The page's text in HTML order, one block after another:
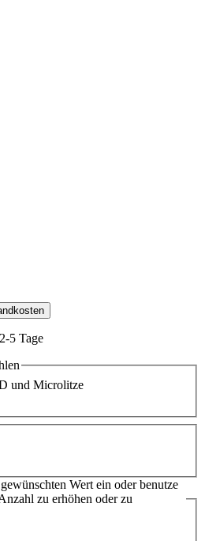
5 Tage
und Microlitze
Wert ein oder benutze
zu erhöhen oder zu